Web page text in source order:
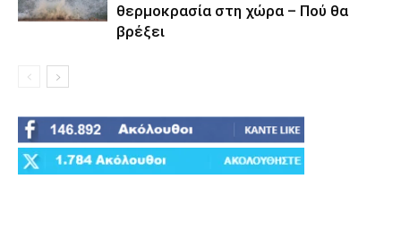
θερμοκρασία στη χώρα – Πού θα
βρέξει